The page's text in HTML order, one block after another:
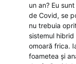
un an? Eu
de Covid, se
nu trebuia
sistemul
omoară frica.
foametea și